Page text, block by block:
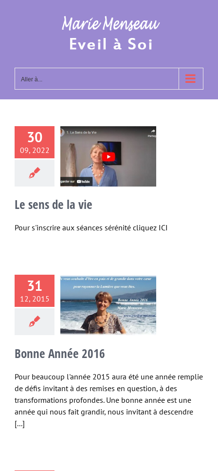
Aller à...
30
09, 2022
de la vie
Le sens de la vie
Pour s'inscrire aux séances sérénité cliquez ICI
31
12, 2015
Année
Bonne Année 2016
Pour beaucoup l'année 2015 aura été une année remplie
de défis invitant à des remises en question, à des
transformations profondes. Une bonne année est une
année qui nous fait grandir, nous invitant à descendre
[...]